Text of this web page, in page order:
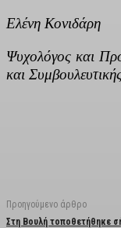
Ελένη Κονιδάρη
Ψυχολόγος και
και
Προηγούμενο άρθρο
Στη Βουλή τοποθετήθηκε